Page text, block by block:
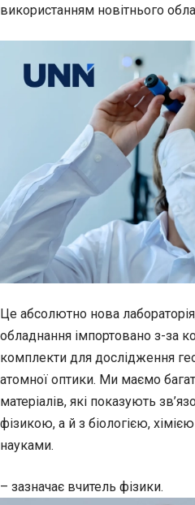
використанням новітнього
Це абсолютно нова
обладнання імпортовано з-за
комплекти для дослідження
атомної оптики. Ми маємо
матеріалів, які показують
фізикою, а й з біологією,
науками.
– зазначає вчитель фізики.